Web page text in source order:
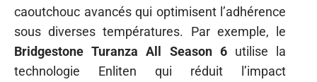
caoutchouc avancés qui optimisent l’adhérence
sous diverses températures. Par exemple, le
Bridgestone Turanza All Season 6utilise la
technologie Enliten qui réduit l’impact